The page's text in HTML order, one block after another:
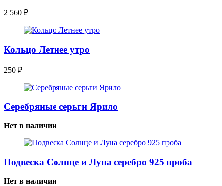
2 560 ₽
Кольцо Летнее утро
250 ₽
Серебряные серьги Ярило
Нет в наличии
Подвеска Солнце и Луна серебро 925 проба
Нет в наличии